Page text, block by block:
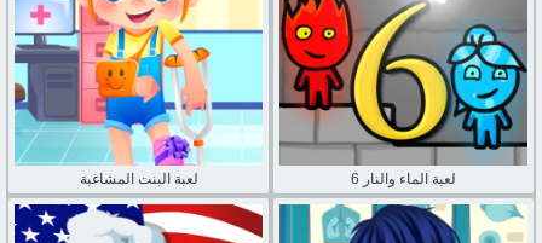
لعبة البنت المشاغبة لعبة الماء والنار 6